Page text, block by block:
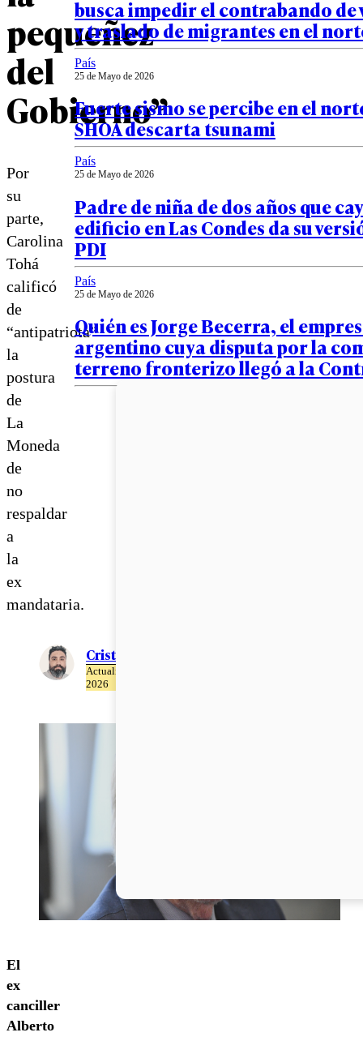
pequeñez
del
Gobierno”
Por
su
parte,
Carolina
Tohá
calificó
de
“antipatriota”
la
postura
de
La
Moneda
de
no
respaldar
a
la
ex
mandataria.
Cristián Meza
Actualizado el 26 de Mayo del
2026
El
ex
canciller
Alberto
busca impedir el contrabando de
y traslado de migrantes en el
País
25 de Mayo de 2026
Fuerte sismo se percibe en el
SHOA descarta tsunami
País
25 de Mayo de 2026
Padre de niña de dos años que
edificio en Las Condes da su
PDI
País
25 de Mayo de 2026
Quién es Jorge Becerra, el
argentino cuya disputa por la
terreno fronterizo llegó a la